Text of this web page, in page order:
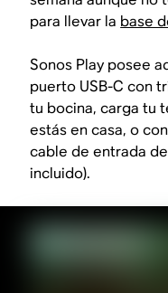
para llevar la base
Sonos Play posee
puerto USB-C con
tu bocina, carga tu
estás en casa, o
cable de entrada
incluido).